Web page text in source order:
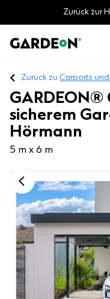
Zurück zur
Zurück zu Carports
sicherem
Hörmann
5 m x 6 m